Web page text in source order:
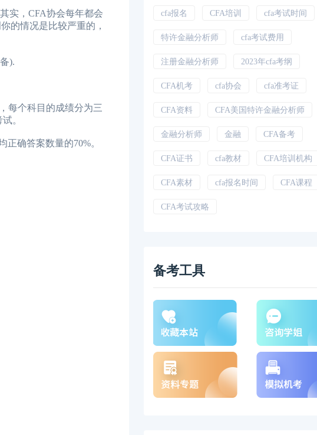
实，CFA协会每年都会
的情况是比较严重的，
).
每个科目的成绩分为三
。
确答案数量的70%。
cfa报名 CFA培训 cfa考试时间
特许金融分析师 cfa考试费用
注册金融分析师 2023年cfa考纲
CFA机考 cfa协会 cfa准考证
CFA资料 CFA美国特许金融分析师
金融分析师 金融 CFA备考
CFA证书 cfa教材 CFA培训机构
CFA素材 cfa报名时间 CFA课程
CFA考试攻略
备考工具